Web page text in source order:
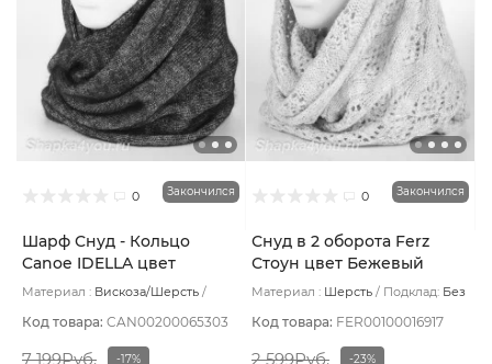
0 Закончился
Шарф Снуд - Кольцо
Canoe IDELLA цвет
Сиреневый темный
Материал : Вискоза/Шерсть
Код товара: CAN00200065303
7 199Руб. -17%
0 Закончился
Снуд в 2 оборота Ferz
Стоун цвет Бежевый
светлый
Материал : Шерсть Подклад: Без
Код товара: FER00100016917
2 599Руб. -23%